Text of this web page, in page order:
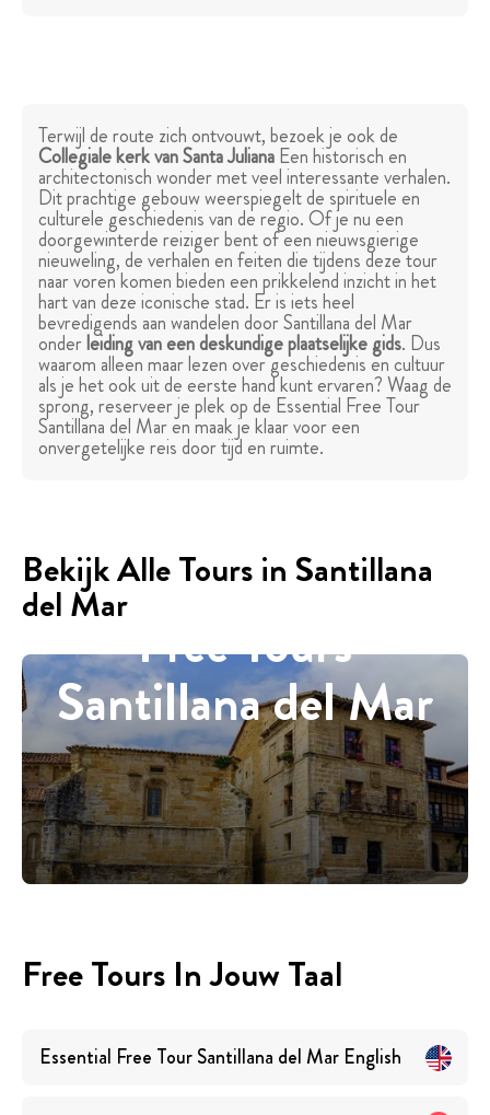
Terwijl de route zich ontvouwt, bezoek je ook de
Collegiale kerk van Santa JulianaEen historisch en
architectonisch wonder met veel interessante verhalen.
Dit prachtige gebouw weerspiegelt de spirituele en
culturele geschiedenis van de regio. Of je nu een
doorgewinterde reiziger bent of een nieuwsgierige
nieuweling, de verhalen en feiten die tijdens deze tour
naar voren komen bieden een prikkelend inzicht in het
hart van deze iconische stad. Er is iets heel
bevredigends aan wandelen door Santillana del Mar
onderleiding van een deskundige plaatselijke gids. Dus
waarom alleen maar lezen over geschiedenis en cultuur
als je het ook uit de eerste hand kunt ervaren? Waag de
sprong, reserveer je plek op de Essential Free Tour
Santillana del Mar en maak je klaar voor een
onvergetelijke reis door tijd en ruimte.
Bekijk Alle Tours in Santillana
del Mar
Free Tours
Santillana del Mar
Free Tours In Jouw Taal
Essential Free Tour Santillana del Mar English